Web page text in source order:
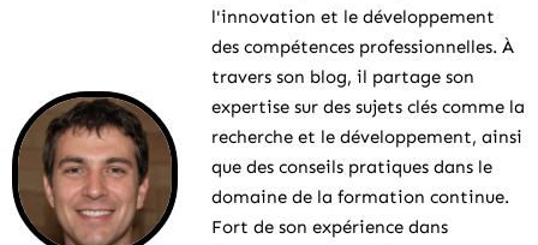
l'innovation et le développement
des compétences professionnelles. À
travers son blog, il partage son
expertise sur des sujets clés comme la
recherche et le développement, ainsi
que des conseils pratiques dans le
domaine de la formation continue.
Fort de son expérience dans